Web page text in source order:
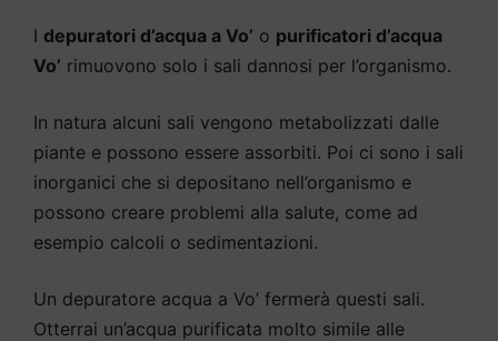
I depuratori d’acqua a Vo’ o purificatori d’acqua
Vo’ rimuovono solo i sali dannosi per l’organismo.
In natura alcuni sali vengono metabolizzati dalle
piante e possono essere assorbiti. Poi ci sono i sali
inorganici che si depositano nell’organismo e
possono creare problemi alla salute, come ad
esempio calcoli o sedimentazioni.
Un depuratore acqua a Vo’ fermerà questi sali.
Otterrai un’acqua purificata molto simile alle